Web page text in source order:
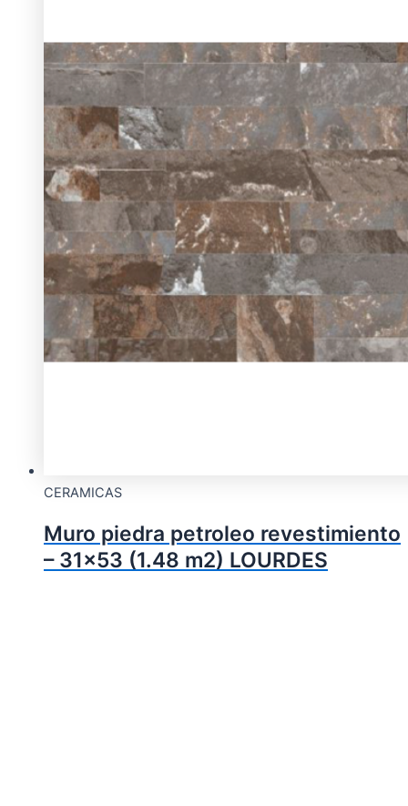
CERAMICAS
Muro piedra petroleo revestimiento
– 31×53 (1.48 m2) LOURDES